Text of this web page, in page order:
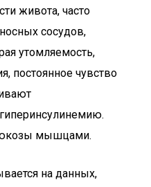
живота, часто
сосудов,
утомляемость,
постоянное чувство
мышцами.
на данных,